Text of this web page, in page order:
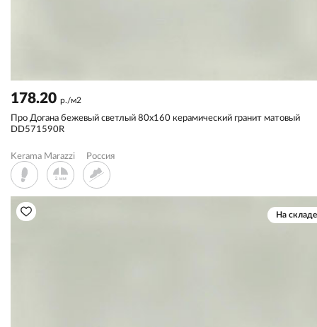
178.20 р./м2
Про Догана бежевый светлый 80x160 керамический гранит матовый
DD571590R
Kerama Marazzi Россия
На складе